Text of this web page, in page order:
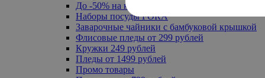
До -50% на ковры
Наборы посуды FORA
Заварочные чайники с бамбуковой крышкой
Флисовые пледы от 299 рублей
Кружки 249 рублей
Пледы от 1499 рублей
Промо товары